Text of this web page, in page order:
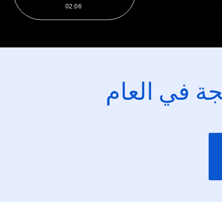
02:06
في العام